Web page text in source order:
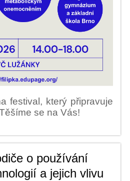
festival, který připravuje
se na Vás!
o používání
a jejich vlivu